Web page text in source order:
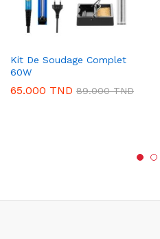
Kit De Soudage Complet
60W
65.000 TND 89.000TND